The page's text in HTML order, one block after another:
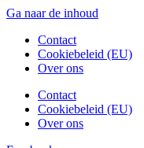
Ga naar de inhoud
Contact
Cookiebeleid (EU)
Over ons
Contact
Cookiebeleid (EU)
Over ons